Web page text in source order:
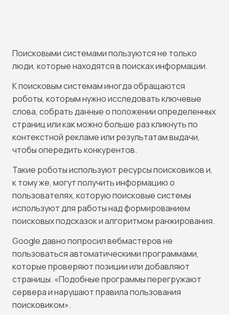
Поисковыми системами пользуются не только
люди, которые находятся в поисках информации.
К поисковым системам иногда обращаются
роботы, которым нужно исследовать ключевые
слова, собрать данные о положении определенных
страниц или как можно больше раз кликнуть по
контекстной рекламе или результатам выдачи,
чтобы опередить конкурентов.
Такие роботы используют ресурсы поисковиков и,
к тому же, могут получить информацию о
пользователях, которую поисковые системы
используют для работы над формированием
поисковых подсказок и алгоритмом ранжирования.
Google давно попросил вебмастеров не
пользоваться автоматическими программами,
которые проверяют позиции или добавляют
страницы. «Подобные программы перегружают
сервера и нарушают правила пользования
поисковиком».